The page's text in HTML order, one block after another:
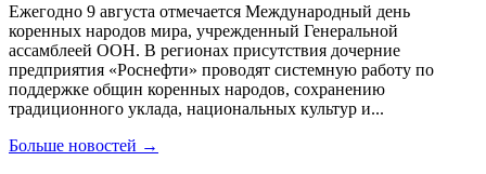
Ежегодно 9 августа отмечается Международный день
коренных народов мира, учрежденный Генеральной
ассамблеей ООН. В регионах присутствия дочерние
предприятия «Роснефти» проводят системную работу по
поддержке общин коренных народов, сохранению
традиционного уклада, национальных культур и...
Больше новостей →